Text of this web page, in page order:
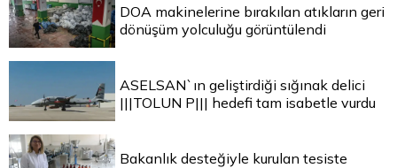
DOA makinelerine bırakılan atıkların geri
dönüşüm yolculuğu görüntülendi
ASELSAN`ın geliştirdiği sığınak delici
|||TOLUN P||| hedefi tam isabetle vurdu
Bakanlık desteğiyle kurulan tesiste